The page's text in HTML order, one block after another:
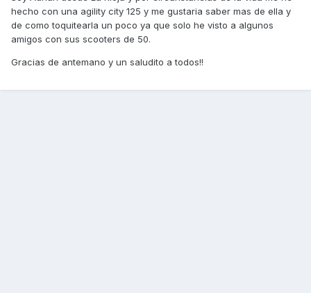
hecho con una agility city 125 y me gustaria saber mas de ella y
de como toquitearla un poco ya que solo he visto a algunos
amigos con sus scooters de 50.
Gracias de antemano y un saludito a todos!!